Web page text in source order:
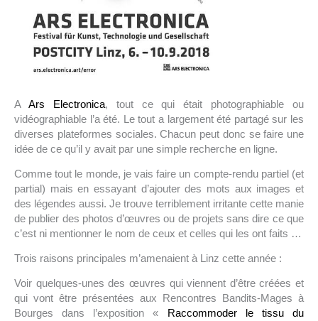
A Ars Electronica, tout ce qui était photographiable ou
vidéographiable l’a été. Le tout a largement été partagé sur les
diverses plateformes sociales. Chacun peut donc se faire une
idée de ce qu’il y avait par une simple recherche en ligne.
Comme tout le monde, je vais faire un compte-rendu partiel (et
partial) mais en essayant d’ajouter des mots aux images et
des légendes aussi. Je trouve terriblement irritante cette manie
de publier des photos d’œuvres ou de projets sans dire ce que
c’est ni mentionner le nom de ceux et celles qui les ont faits …
Trois raisons principales m’amenaient à Linz cette année :
Voir quelques-unes des œuvres qui viennent d’être créées et
qui vont être présentées aux Rencontres Bandits-Mages à
Bourges dans l’exposition «
Raccommoder le tissu du